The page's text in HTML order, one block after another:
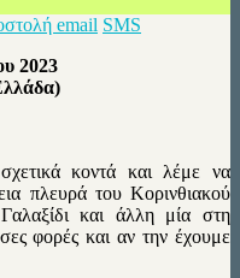
email SMS
2023
κοντά και λέμε να
πλευρά του Κορινθιακού
και άλλη μία στη
φορές και αν την έχουμε